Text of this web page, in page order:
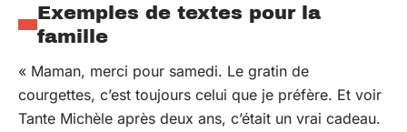
Exemples de textes pour la
famille
« Maman, merci pour samedi. Le gratin de
courgettes, c’est toujours celui que je préfère. Et voir
Tante Michèle après deux ans, c’était un vrai cadeau.